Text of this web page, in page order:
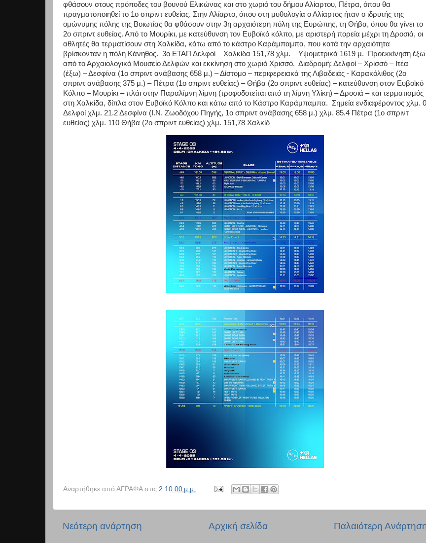
φθάσουν στους πρόποδες του βουνού Ελικώνας και στο χωριό του δήμου Αλίαρτου, Πέτρα, όπου θα
πραγματοποιηθεί το 1ο σπριντ ευθείας. Στην Αλίαρτο, όπου στη μυθολογία ο Αλίαρτος ήταν ο ιδρυτής της
ομώνυμης πόλης της Βοιωτίας θα φθάσουν στην 3η αρχαιότερη πόλη της Ευρώπης, τη Θήβα, όπου θα γίνει το
2ο σπριντ ευθείας. Από το Μουρίκι, με κατεύθυνση τον Ευβοϊκό κόλπο, με αριστερή πορεία μέχρι τη Δροσιά, οι
αθλητές θα τερματίσουν στη Χαλκίδα, κάτω από το κάστρο Καράμπαμπα, που κατά την αρχαιότητα
βρίσκονταν η πόλη Κάνηθος. 3ο ΕΤΑΠ Δελφοί – Χαλκίδα 151,78 χλμ. – Υψομετρικά 1619 μ. Προεκκίνηση έξω
από το Αρχαιολογικό Μουσείο Δελφών και εκκίνηση στο χωριό Χρισσό. Διαδρομή: Δελφοί – Χρισσό – Ιτέα
(έξω) – Δεσφίνα (1ο σπριντ ανάβασης 658 μ.) – Δίστομο – περιφερειακά της Λιβαδειάς - Καρακόλιθος (2ο
σπριντ ανάβασης 375 μ.) – Πέτρα (1ο σπριντ ευθείας) – Θήβα (2ο σπριντ ευθείας) – κατεύθυνση στον Ευβοϊκό
Κόλπο – Μουρίκι – πλάι στην Παραλίμνη λίμνη (τροφοδοτείται από τη λίμνη Υλίκη) – Δροσιά – και τερματισμός
στη Χαλκίδα, δίπλα στον Ευβοϊκό Κόλπο και κάτω από το Κάστρο Καράμπαμπα. Σημεία ενδιαφέροντος χλμ. 0
Δελφοί χλμ. 21.2 Δεσφίνα (Ι.Ν. Ζωοδόχου Πηγής, 1ο σπριντ ανάβασης 658 μ.) χλμ. 85.4 Πέτρα (1ο σπριντ
ευθείας) χλμ. 110 Θήβα (2ο σπριντ ευθείας) χλμ. 151,78 Χαλκίδ
Αναρτήθηκε από ΑΓΡΑΦΑ στις 2:10:00 μ.μ.
Νεότερη ανάρτηση Παλαιότερη
Αρχική σελίδα